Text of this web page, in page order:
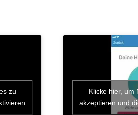
zu
Klicke hier, um
akzeptieren und